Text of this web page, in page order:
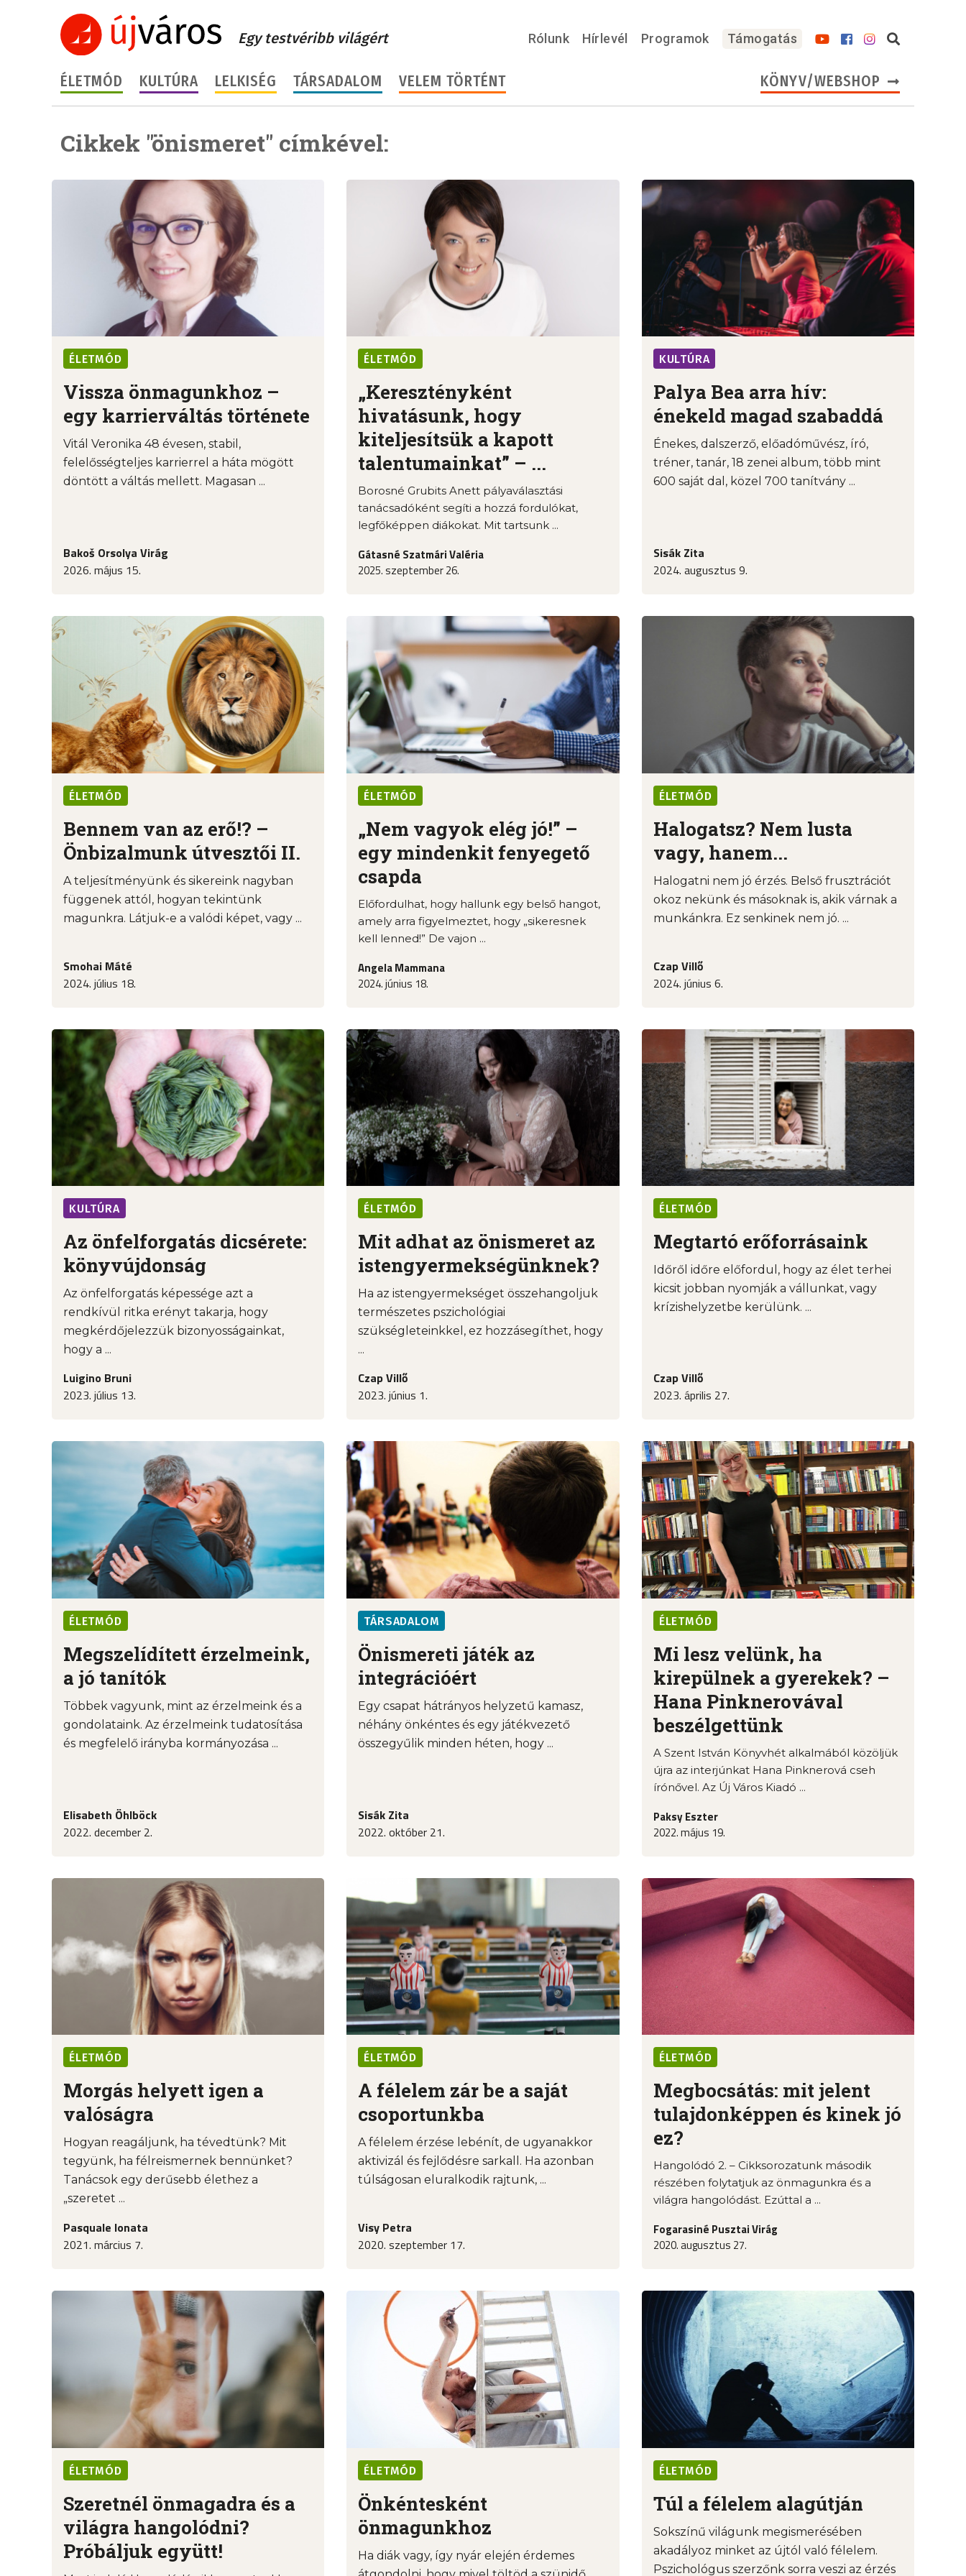
Egy testvéribb világért Rólunk Hírlevél Programok Támogatás
ÉLETMÓD KULTÚRA LELKISÉG TÁRSADALOM VELEM TÖRTÉNT KÖNYV/WEBSHOP
Cikkek "önismeret" címkével:
ÉLETMÓD
Vissza önmagunkhoz –
egy karrierváltás története
Vitál Veronika 48 évesen, stabil,
felelősségteljes karrierrel a háta mögött
döntött a váltás mellett. Magasan ...
Bakoš Orsolya Virág
2026. május 15.
ÉLETMÓD
„Keresztényként
hivatásunk, hogy
kiteljesítsük a kapott
talentumainkat” – ...
Borosné Grubits Anett pályaválasztási
tanácsadóként segíti a hozzá fordulókat,
legfőképpen diákokat. Mit tartsunk ...
Gátasné Szatmári Valéria
2025. szeptember 26.
KULTÚRA
Palya Bea arra hív:
énekeld magad szabaddá
Énekes, dalszerző, előadóművész, író,
tréner, tanár, 18 zenei album, több mint
600 saját dal, közel 700 tanítvány ...
Sisák Zita
2024. augusztus 9.
ÉLETMÓD
Bennem van az erő!? –
Önbizalmunk útvesztői II.
A teljesítményünk és sikereink nagyban
függenek attól, hogyan tekintünk
magunkra. Látjuk-e a valódi képet, vagy ...
Smohai Máté
2024. július 18.
ÉLETMÓD
„Nem vagyok elég jó!” –
egy mindenkit fenyegető
csapda
Előfordulhat, hogy hallunk egy belső hangot,
amely arra figyelmeztet, hogy „sikeresnek
kell lenned!” De vajon ...
Angela Mammana
2024. június 18.
ÉLETMÓD
Halogatsz? Nem lusta
vagy, hanem...
Halogatni nem jó érzés. Belső frusztrációt
okoz nekünk és másoknak is, akik várnak a
munkánkra. Ez senkinek nem jó. ...
Czap Villő
2024. június 6.
KULTÚRA
Az önfelforgatás dicsérete:
könyvújdonság
Az önfelforgatás képessége azt a
rendkívül ritka erényt takarja, hogy
megkérdőjelezzük bizonyosságainkat,
hogy a ...
Luigino Bruni
2023. július 13.
ÉLETMÓD
Mit adhat az önismeret az
istengyermekségünknek?
Ha az istengyermekséget összehangoljuk
természetes pszichológiai
szükségleteinkkel, ez hozzásegíthet, hogy
...
Czap Villő
2023. június 1.
ÉLETMÓD
Megtartó erőforrásaink
Időről időre előfordul, hogy az élet terhei
kicsit jobban nyomják a vállunkat, vagy
krízishelyzetbe kerülünk. ...
Czap Villő
2023. április 27.
ÉLETMÓD
Megszelídített érzelmeink,
a jó tanítók
Többek vagyunk, mint az érzelmeink és a
gondolataink. Az érzelmeink tudatosítása
és megfelelő irányba kormányozása ...
Elisabeth Öhlböck
2022. december 2.
TÁRSADALOM
Önismereti játék az
integrációért
Egy csapat hátrányos helyzetű kamasz,
néhány önkéntes és egy játékvezető
összegyűlik minden héten, hogy ...
Sisák Zita
2022. október 21.
ÉLETMÓD
Mi lesz velünk, ha
kirepülnek a gyerekek? –
Hana Pinknerovával
beszélgettünk
A Szent István Könyvhét alkalmából közöljük
újra az interjúnkat Hana Pinknerová cseh
írónővel. Az Új Város Kiadó ...
Paksy Eszter
2022. május 19.
ÉLETMÓD
Morgás helyett igen a
valóságra
Hogyan reagáljunk, ha tévedtünk? Mit
tegyünk, ha félreismernek bennünket?
Tanácsok egy derűsebb élethez a
„szeretet ...
Pasquale Ionata
2021. március 7.
ÉLETMÓD
A félelem zár be a saját
csoportunkba
A félelem érzése lebénít, de ugyanakkor
aktivizál és fejlődésre sarkall. Ha azonban
túlságosan eluralkodik rajtunk, ...
Visy Petra
2020. szeptember 17.
ÉLETMÓD
Megbocsátás: mit jelent
tulajdonképpen és kinek jó
ez?
Hangolódó 2. – Cikksorozatunk második
részében folytatjuk az önmagunkra és a
világra hangolódást. Ezúttal a ...
Fogarasiné Pusztai Virág
2020. augusztus 27.
ÉLETMÓD
Szeretnél önmagadra és a
világra hangolódni?
Próbáljuk együtt!
ÉLETMÓD
Önkéntesként
önmagunkhoz
Ha diák vagy, így nyár elején érdemes
ÉLETMÓD
Túl a félelem alagútján
Sokszínű világunk megismerésében
akadályoz minket az újtól való félelem.
Pszichológus szerzőnk sorra veszi az érzés